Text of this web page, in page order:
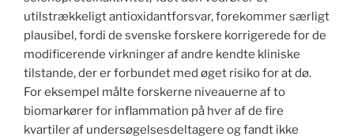
utilstrækkeligt antioxidantforsvar, forekommer særligt
plausibel, fordi de svenske forskere korrigerede for de
modificerende virkninger af andre kendte kliniske
tilstande, der er forbundet med øget risiko for at dø.
For eksempel målte forskerne niveauerne af to
biomarkører for inflammation på hver af de fire
kvartiler af undersøgelsesdeltagere og fandt ikke